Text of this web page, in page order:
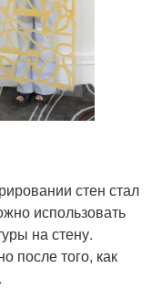
стен стал
использовать
на стену.
после того, как